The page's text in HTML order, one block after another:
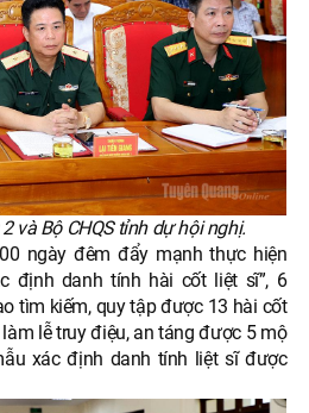
và Bộ CHQS tỉnh dự hội nghị.
ngày đêm đẩy mạnh thực hiện
định danh tính hài cốt liệt sĩ”, 6
tìm kiếm, quy tập được 13 hài cốt
lễ truy điệu, an táng được 5 mộ
xác định danh tính liệt sĩ được